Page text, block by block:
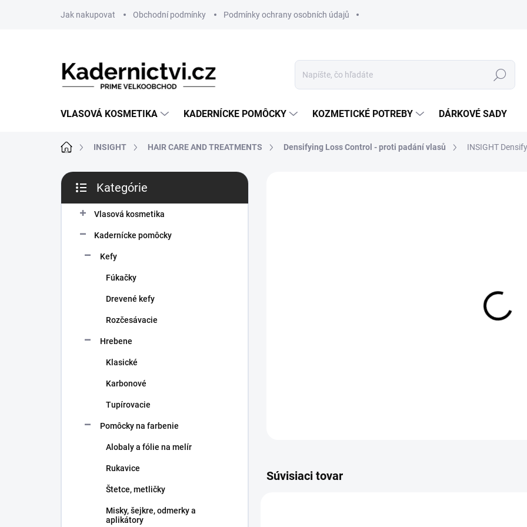
Jak nakupovat Obchodní podmínky Podmínky ochrany osobních údajů
Hľadať
VLASOVÁ KOSMETIKA KADERNÍCKE POMÔCKY KOZMETICKÉ POTREBY DÁRKOVÉ SADY
DomovINSIGHT HAIR CARE AND TREATMENTS Densifying Loss Control - proti padání vlasů INSIGHT
B
č
kategórie
Kategórie
Vlasová kosmetika
Kadernícke pomôcky
Kefy
Fúkačky
Drevené kefy
Rozčesávacie
Hrebene
Klasické
Karbonové
Tupírovacie
Pomôcky na farbenie
Alobaly a fólie na melír
Rukavice
Štetce, metličky
Misky, šejkre, odmerky a
aplikátory
Súvisiaci tovar